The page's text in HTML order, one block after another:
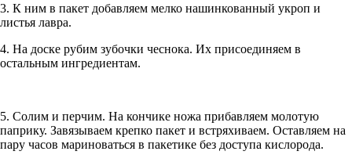
3. К ним в пакет добавляем мелко нашинкованный укроп и
листья лавра.
4. На доске рубим зубочки чеснока. Их присоединяем в
остальным ингредиентам.
5. Солим и перчим. На кончике ножа прибавляем молотую
паприку. Завязываем крепко пакет и встряхиваем. Оставляем на
пару часов мариноваться в пакетике без доступа кислорода.